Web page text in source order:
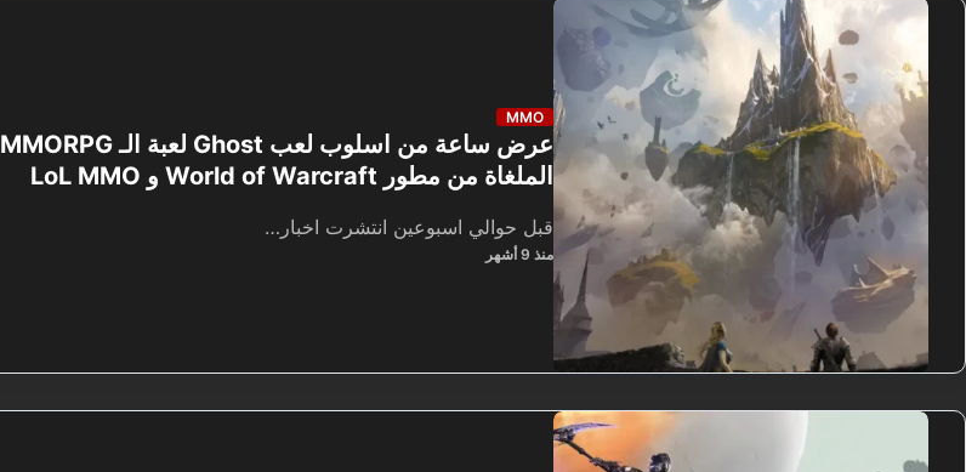
MMO
عرض ساعة من اسلوب لعب Ghost لعبة الـ MMORPG
الملغاة من مطور World of Warcraft و LoL MMO
قبل حوالي اسبوعين انتشرت اخبار…
منذ 9 أشهر